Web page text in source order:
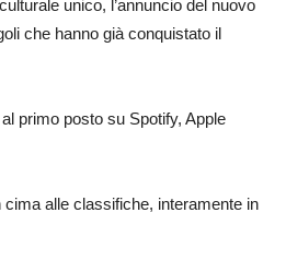
unico, l’annuncio del nuovo
che hanno già conquistato il
primo posto su Spotify, Apple
cima alle classifiche, interamente in